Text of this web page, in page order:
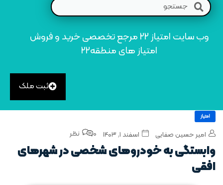
وب سایت امتیاز 22 مرجع تخصصی خرید و فروش
امتیاز های منطقه22
ثبت ملک
امتیاز
امیر حسین صفایی اسفند ۱, ۱۴۰۳ 0 نظر
وابستگی به خودروهای شخصی در شهرهای
افقی